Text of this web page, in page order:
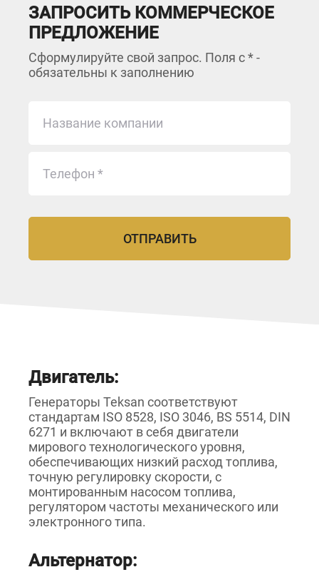
ЗАПРОСИТЬ КОММЕРЧЕСКОЕ
ПРЕДЛОЖЕНИЕ
Сформулируйте свой запрос. Поля с * -
обязательны к заполнению
Двигатель:
Генераторы Teksan соответствуют
стандартам ISO 8528, ISO 3046, BS 5514, DIN
6271 и включают в себя двигатели
мирового технологического уровня,
обеспечивающих низкий расход топлива,
точную регулировку скорости, с
монтированным насосом топлива,
регулятором частоты механического или
электронного типа.
Альтернатор: